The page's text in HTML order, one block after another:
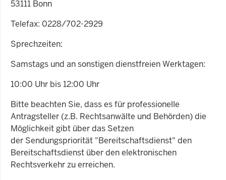
53111 Bonn
Telefax: 0228/702-2929
Sprechzeiten:
Samstags und an sonstigen dienstfreien Werktagen:
10:00 Uhr bis 12:00 Uhr
Bitte beachten Sie, dass es für professionelle
Antragsteller (z.B. Rechtsanwälte und Behörden) die
Möglichkeit gibt über das Setzen
der Sendungspriorität "Bereitschaftsdienst" den
Bereitschaftsdienst über den elektronischen
Rechtsverkehr zu erreichen.